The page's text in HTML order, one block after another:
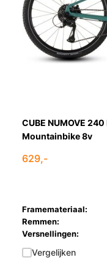
CUBE NUMOVE
Mountainbike 8v
629,-
Framemateriaal:
Remmen:
Versnellingen:
Vergelijken